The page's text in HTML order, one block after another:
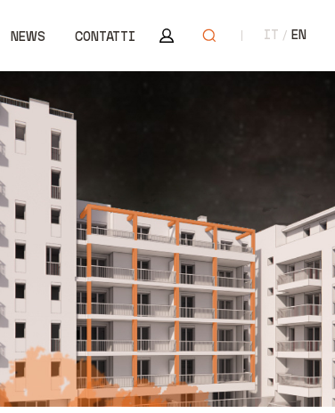
NEWS CONTATTI Area riservata IT EN
Apri ricerca